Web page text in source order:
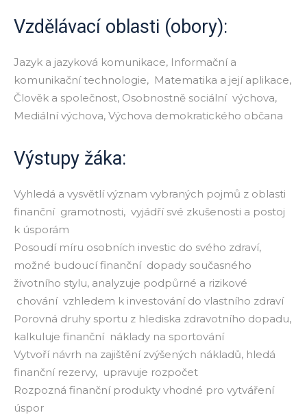
Vzdělávací oblasti (obory):
Jazyk a jazyková komunikace, Informační a
komunikační technologie, Matematika a její aplikace,
Člověk a společnost, Osobnostně sociální výchova,
Mediální výchova, Výchova demokratického občana
Výstupy žáka:
Vyhledá a vysvětlí význam vybraných pojmů z oblasti
finanční gramotnosti, vyjádří své zkušenosti a postoj
k úsporám
Posoudí míru osobních investic do svého zdraví,
možné budoucí finanční dopady současného
životního stylu, analyzuje podpůrné a rizikové
chování vzhledem k investování do vlastního zdraví
Porovná druhy sportu z hlediska zdravotního dopadu,
kalkuluje finanční náklady na sportování
Vytvoří návrh na zajištění zvýšených nákladů, hledá
finanční rezervy, upravuje rozpočet
Rozpozná finanční produkty vhodné pro vytváření
úspor